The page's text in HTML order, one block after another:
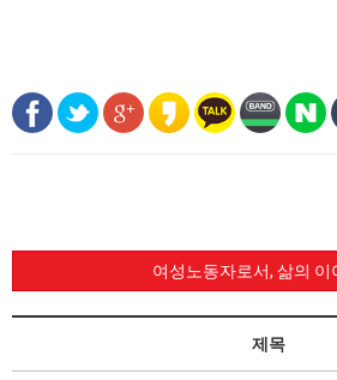
여성노동자로서, 삶의 이
제목